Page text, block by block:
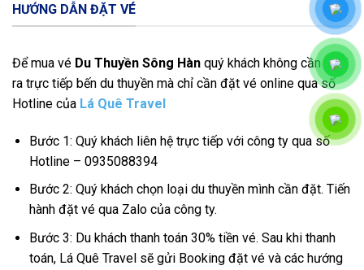
HƯỚNG DẪN ĐẶT VÉ
Để mua vé Du Thuyền Sông Hàn quý khách không cần phải
ra trực tiếp bến du thuyền mà chỉ cần đặt vé online qua số
Hotline của Lá Quê Travel
Bước 1: Quý khách liên hệ trực tiếp với công ty qua số
Hotline – 0935088394
Bước 2: Quý khách chọn loại du thuyền mình cần đặt. Tiến
hành đặt vé qua Zalo của công ty.
Bước 3: Du khách thanh toán 30% tiền vé. Sau khi thanh
toán, Lá Quê Travel sẽ gửi Booking đặt vé và các hướng